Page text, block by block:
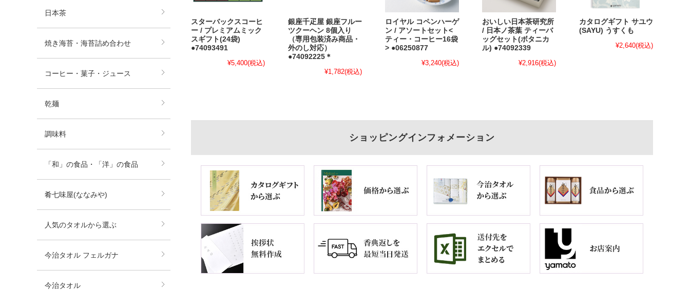
スターバックスコーヒ
ー / プレミアムミック
スギフト(24袋)
●74093491
¥5,400(税込)
銀座千疋屋 銀座フルー
ツクーヘン 8個入り
（専用包装済み商品・
外のし対応）
●74092225＊
¥1,782(税込)
ロイヤル コペンハーゲ
ン / アソートセット<
ティー・コーヒー16袋
> ●06250877
¥3,240(税込)
おいしい日本茶研究所
/ 日本ノ茶葉 ティーバ
ッグセット(ボタニカ
ル) ●74092339
¥2,916(税込)
カタログギフト サユウ
(SAYU) うすくも
¥2,640(税込)
ショッピングインフォメーション
日本茶
焼き海苔・海苔詰め合わせ
コーヒー・菓子・ジュース
乾麺
調味料
「和」の食品・「洋」の食品
肴七味屋(ななみや)
人気のタオルから選ぶ
今治タオル フェルガナ
今治タオル